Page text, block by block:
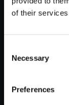
of their
Selection
Necessary
Preferences